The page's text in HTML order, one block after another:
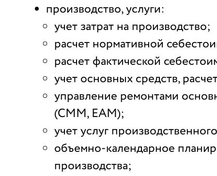
производство, услуги:
учет затрат на производство;
расчет нормативной
расчет фактической
учет основных средств,
управление ремонтами
(CMM, EAM);
учет услуг
объемно-календарное
производства;